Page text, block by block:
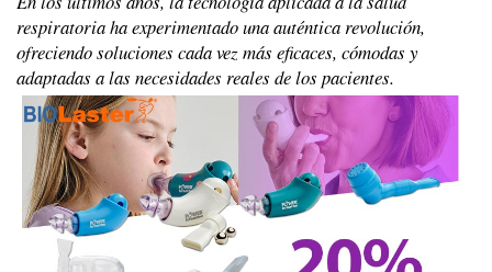
respiratoria ha experimentado una auténtica revolución,
ofreciendo soluciones cada vez más eficaces, cómodas y
adaptadas a las necesidades reales de los pacientes.